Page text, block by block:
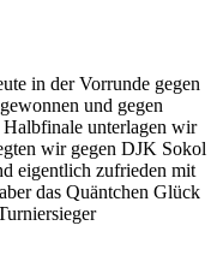
in der Vorrunde gegen
und gegen
unterlagen wir
wir gegen DJK Sokol
eigentlich zufrieden mit
das Quäntchen Glück